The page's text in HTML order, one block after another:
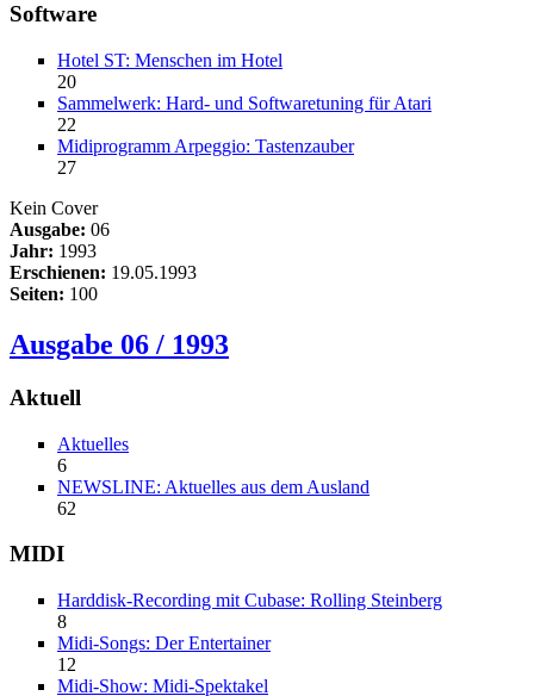
Software
Hotel ST: Menschen im Hotel
20
Sammelwerk: Hard- und Softwaretuning für Atari
22
Midiprogramm Arpeggio: Tastenzauber
27
Kein Cover
Ausgabe: 06
Jahr: 1993
Erschienen: 19.05.1993
Seiten: 100
Ausgabe 06 / 1993
Aktuell
Aktuelles
6
NEWSLINE: Aktuelles aus dem Ausland
62
MIDI
Harddisk-Recording mit Cubase: Rolling Steinberg
8
Midi-Songs: Der Entertainer
12
Midi-Show: Midi-Spektakel